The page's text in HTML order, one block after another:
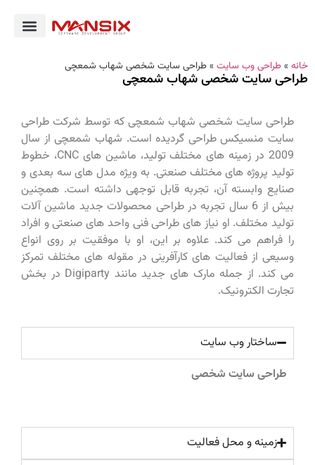
خانه »طراحی وب سایت »طراحی سایت شخصی شهاب شمعچی
طراحی سایت شخصی شهاب شمعچی
طراحی سایت شخصی شهاب شمعچی که توسط شرکت طراحی
سایت منسیکس طراحی گردیده است. شهاب شمعچی از سال
2009 در زمینه های مختلف تولید، ماشین های CNC، خطوط
تولید پروژه های مختلف صنعتی. به ویژه مدل های سه بعدی و
صنایع وابسته آن، تجربه قابل توجهی داشته است. همچنین
بیش از 6 سال تجربه در طراحی محصولات جدید ماشین آلات
تولید مختلف. او نیاز های طراحی فنی واحد های صنعتی و افراد
را فراهم می کند. علاوه بر این، او با موفقیت بر روی انواع
وسیعی از فعالیت های کارآفرینی در مقوله های مختلف تمرکز
می کند. از جمله مارک های جدید مانند Digiparty در بخش
تجارت الکترونیک.
ساختار وب سایت
طراحی سایت شخصی
زمینه و محل فعالیت